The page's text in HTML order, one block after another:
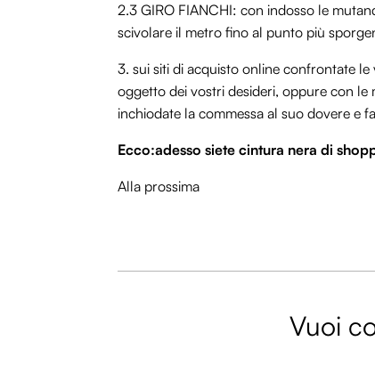
2.3 GIRO FIANCHI: con indosso le
scivolare il metro fino al punto più
3. sui siti di acquisto online confrontate
oggetto dei vostri desideri, oppure con le
inchiodate la commessa al suo dovere e
Ecco:adesso siete cintura nera di
Alla prossima
Vuoi